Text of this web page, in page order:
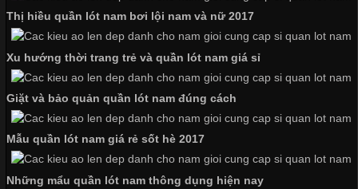
Cập nhật 2026-06-01 16:20:50
Áo thun là một trong những trang phục phổ biến nhất hiện nay
nhờ tính tiện dụng, dễ phối đồ và phù hợp với nhiều đối tượng.
Bên cạnh chất liệu và kiểu dáng, phần cổ áo cũng là yếu tố
quan trọng tạo nên phong cách riêng cho từng sản phẩm. Mỗi
loại cổ áo sẽ mang đến một vẻ đẹp khác
Thị hiều quần lót nam bơi lội nam và nữ 2017
Xu hướng thời trang trẻ và quần lót nam giá sỉ
Giặt và bảo quản quần lót nam đúng cách
Mẫu quần lót nam giá rẻ sốt hè 2017
Những mẩu quần lót nam thông dụng hiện nay